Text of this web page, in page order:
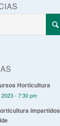
Horticultura
- 7:30 pm
impartidos